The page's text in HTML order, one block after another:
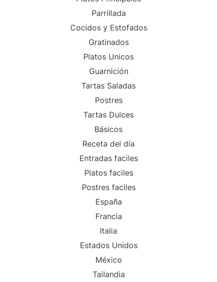
Parrillada
Cocidos y Estofados
Gratinados
Platos Unicos
Guarnición
Tartas Saladas
Postres
Tartas Dulces
Básicos
Receta del día
Entradas faciles
Platos faciles
Postres faciles
España
Francia
Italia
Estados Unidos
México
Tailandia